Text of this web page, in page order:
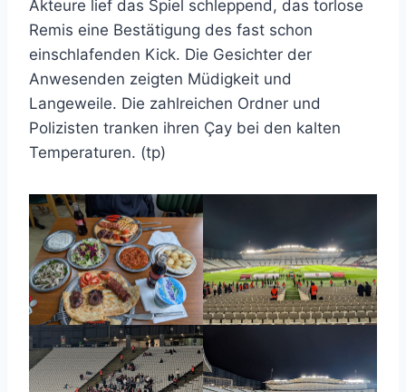
Akteure lief das Spiel schleppend, das torlose
Remis eine Bestätigung des fast schon
einschlafenden Kick. Die Gesichter der
Anwesenden zeigten Müdigkeit und
Langeweile. Die zahlreichen Ordner und
Polizisten tranken ihren Çay bei den kalten
Temperaturen. (tp)